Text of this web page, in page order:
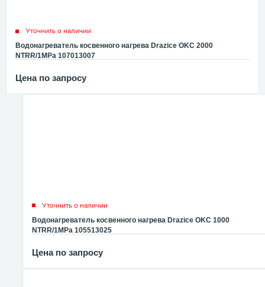
Уточнить о наличии
Водонагреватель косвенного нагрева Drazice OKC 2000
NTRR/1MPa 107013007
Цена по запросу
Уточнить о наличии
Водонагреватель косвенного нагрева Drazice OKC 1000
NTRR/1MPa 105513025
Цена по запросу